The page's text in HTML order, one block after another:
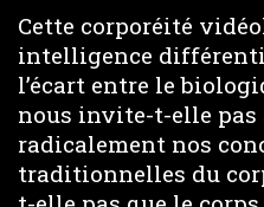
Cette corporéité
intelligence
l’écart entre le
nous invite-t-elle pas
radicalement nos
traditionnelles du